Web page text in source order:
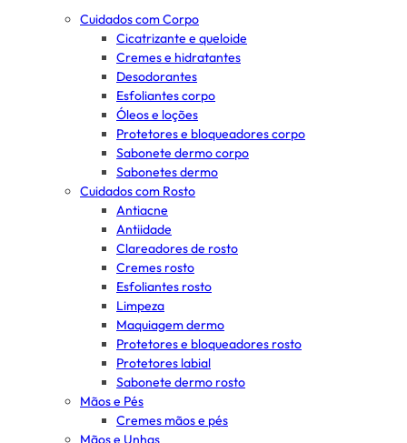
Cuidados com Corpo
Cicatrizante e queloide
Cremes e hidratantes
Desodorantes
Esfoliantes corpo
Óleos e loções
Protetores e bloqueadores corpo
Sabonete dermo corpo
Sabonetes dermo
Cuidados com Rosto
Antiacne
Antiidade
Clareadores de rosto
Cremes rosto
Esfoliantes rosto
Limpeza
Maquiagem dermo
Protetores e bloqueadores rosto
Protetores labial
Sabonete dermo rosto
Mãos e Pés
Cremes mãos e pés
Mãos e Unhas